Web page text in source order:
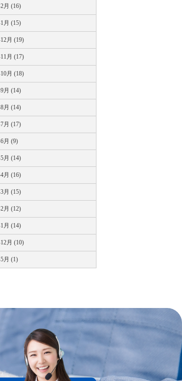
月 (16)
月 (15)
月 (19)
月 (17)
月 (18)
月 (14)
月 (14)
月 (17)
月 (9)
月 (14)
月 (16)
月 (15)
月 (12)
月 (14)
月 (10)
月 (1)